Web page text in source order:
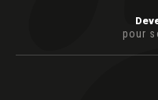
pour